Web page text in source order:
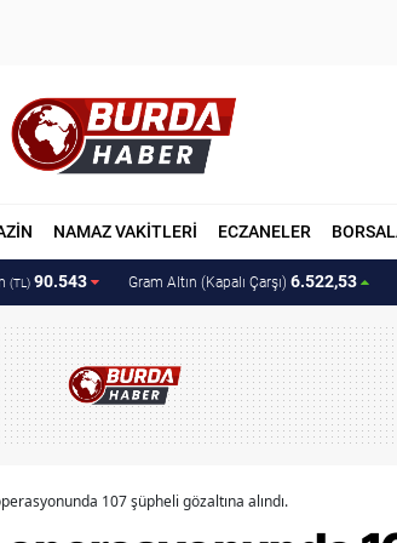
NAMAZ VAKİTLERİ ECZANELER
(TL) 90.543 Gram Altın (Kapalı Çarşı) 6.522,53
107 şüpheli gözaltına alındı.